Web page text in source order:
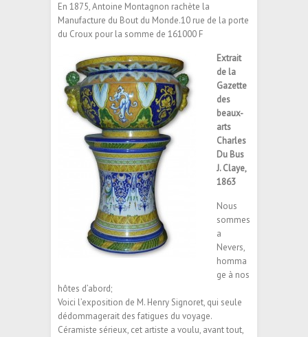
En 1875, Antoine Montagnon rachète la
Manufacture du Bout du Monde.10 rue de la porte
du Croux pour la somme de 161000 F
Extrait
de la
Gazette
des
beaux-
arts
Charles
Du Bus
J. Claye,
1863
Nous
sommes
a
Nevers,
homma
ge à nos
hôtes d’abord;
Voici l’exposition de M. Henry Signoret, qui seule
dédommagerait des fatigues du voyage.
Céramiste sérieux, cet artiste a voulu, avant tout,